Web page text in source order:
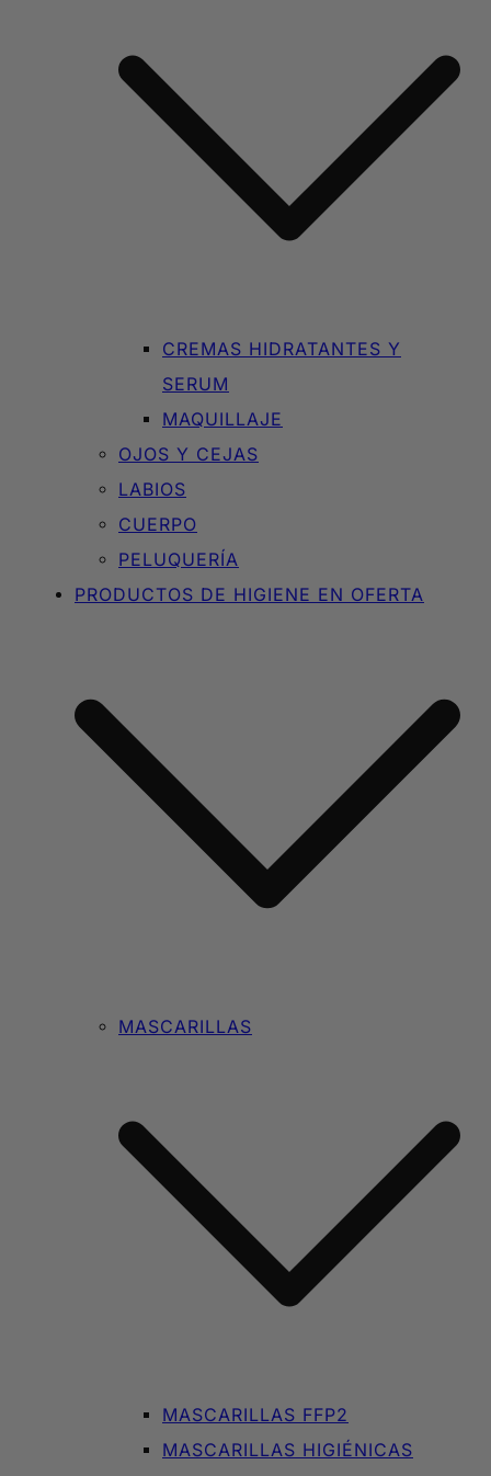
CREMAS HIDRATANTES Y
SERUM
MAQUILLAJE
OJOS Y CEJAS
LABIOS
CUERPO
PELUQUERÍA
PRODUCTOS DE HIGIENE EN OFERTA
MASCARILLAS
MASCARILLAS FFP2
MASCARILLAS HIGIÉNICAS